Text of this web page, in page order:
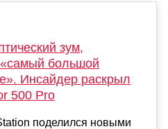
зум,
большой
Инсайдер раскрыл
500 Pro
поделился новыми